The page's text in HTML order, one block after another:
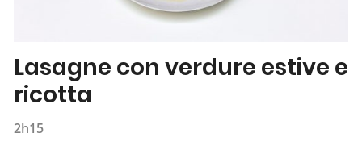
Lasagne con verdure estive e
ricotta
2h15